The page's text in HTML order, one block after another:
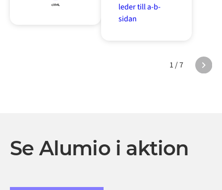
1 / 7
Se Alumio i aktion